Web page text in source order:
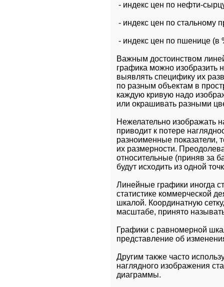
- индекс цен по нефти-
- индекс цен по стальному
- индекс цен по пшенице (в
Важным достоинством
графика можно изобразить
выявлять специфику их
по разным объектам в
каждую кривую надо
или окрашивать разными
Нежелательно изображать
приводит к потере
разноименные показатели,
их размерности.
относительные (приняв за
будут исходить из одной
Линейные графики иногда
статистике коммерческой
шкалой. Координатную
масштабе, принято
Графики с равномерной
представление об
Другим также часто
наглядного изображения
диаграммы.